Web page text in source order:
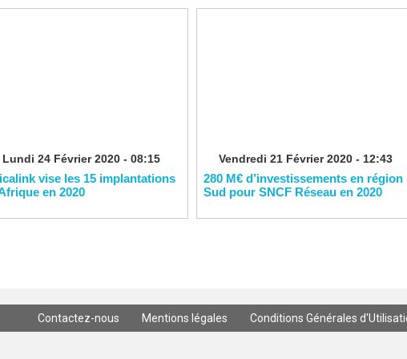
Lundi 24 Février 2020 - 08:15
vise les 15 implantations
en 2020
Vendredi 21 Février 2020 - 12:43
280 M€ d’investissements en région
Sud pour SNCF Réseau en 2020
Contactez-nous Mentions légales Conditions Générales